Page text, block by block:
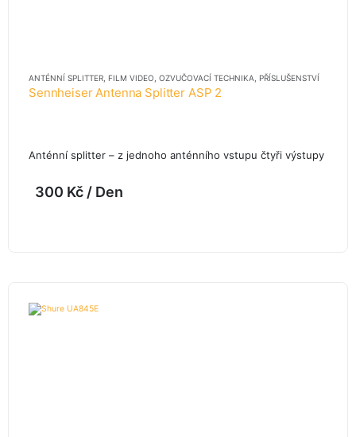
ANTÉNNÍ SPLITTER FILM VIDEO OZVUČOVACÍ TECHNIKA PŘÍSLUŠENSTVÍ
Sennheiser Antenna Splitter ASP 2
Anténní splitter – z jednoho anténního vstupu čtyři výstupy
300 Kč / Den